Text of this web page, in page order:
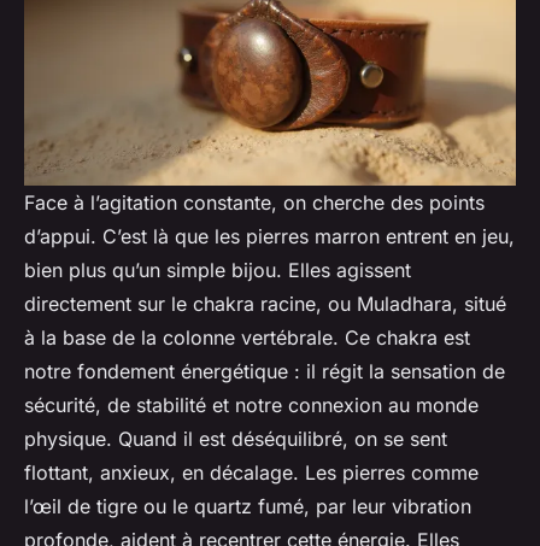
Face à l’agitation constante, on cherche des points
d’appui. C’est là que les pierres marron entrent en jeu,
bien plus qu’un simple bijou. Elles agissent
directement sur le chakra racine, ou Muladhara, situé
à la base de la colonne vertébrale. Ce chakra est
notre fondement énergétique : il régit la sensation de
sécurité, de stabilité et notre connexion au monde
physique. Quand il est déséquilibré, on se sent
flottant, anxieux, en décalage. Les pierres comme
l’œil de tigre ou le quartz fumé, par leur vibration
profonde, aident à recentrer cette énergie. Elles